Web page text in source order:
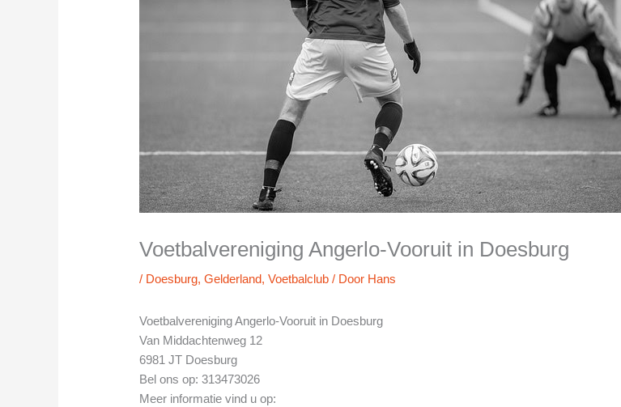
Voetbalvereniging Angerlo-Vooruit in Doesburg
/ Doesburg,Gelderland,Voetbalclub / Door Hans
Voetbalvereniging Angerlo-Vooruit in Doesburg
Van Middachtenweg 12
6981 JT Doesburg
Bel ons op: 313473026
Meer informatie vind u op: